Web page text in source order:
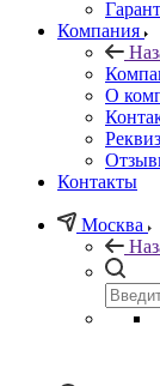
Компания
О
Контакты
Москва